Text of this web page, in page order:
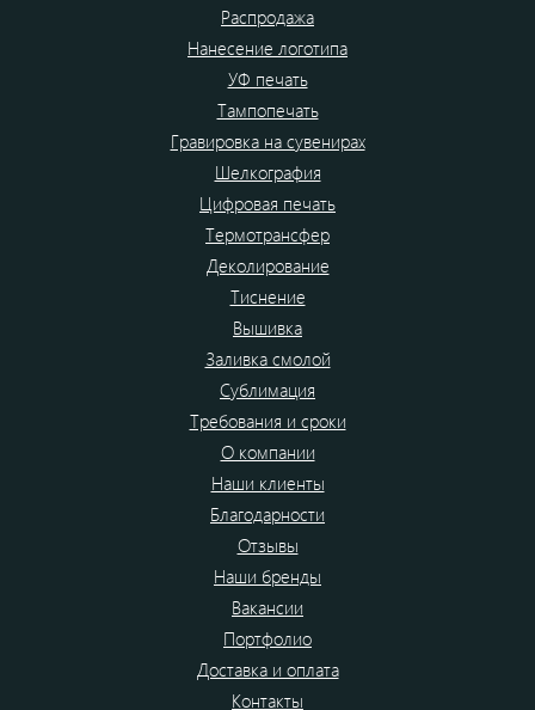
Распродажа
Нанесение логотипа
УФ печать
Тампопечать
Гравировка на сувенирах
Шелкография
Цифровая печать
Термотрансфер
Деколирование
Тиснение
Вышивка
Заливка смолой
Сублимация
Требования и сроки
О компании
Наши клиенты
Благодарности
Отзывы
Наши бренды
Вакансии
Портфолио
Доставка и оплата
Контакты